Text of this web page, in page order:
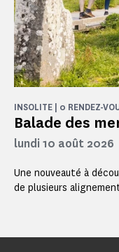
Balade des
INSOLITE | 0 RENDEZ-
lundi 10 août 2026
Une nouveauté à
de plusieurs